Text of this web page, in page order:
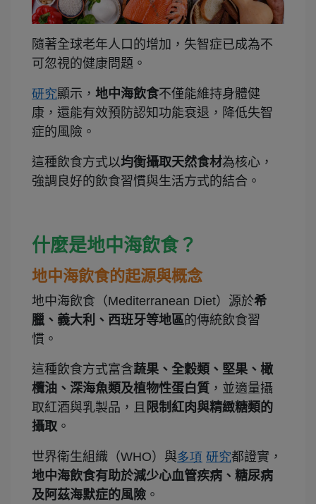
隨著全球老年人口的增加，失智症已成為不
可忽視的健康問題。
研究顯示， 地中海飲食不僅能維持身體健
康，還能有效預防認知功能衰退，降低失智
症的風險。
這種飲食方式以均衡攝取天然食材為核心，
強調良好的飲食習慣與生活方式的結合。
什麼是地中海飲食？
地中海飲食的起源與概念
地中海飲食（Mediterranean Diet）源於希
臘、義大利、西班牙等地區的傳統飲食習
慣。
這種飲食方式富含蔬果、全穀類、堅果、橄
欖油、深海魚類及植物性蛋白質 ，並適量攝
取紅酒與乳製品，且 限制紅肉與精緻糖類的
攝取。
世界衛生組織（WHO）與多項 研究都證實，
地中海飲食有助於減少心血管疾病、糖尿病
及阿茲海默症的風險 。